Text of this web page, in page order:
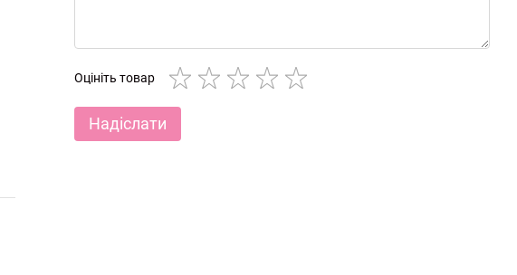
Оцініть товар
Надіслати